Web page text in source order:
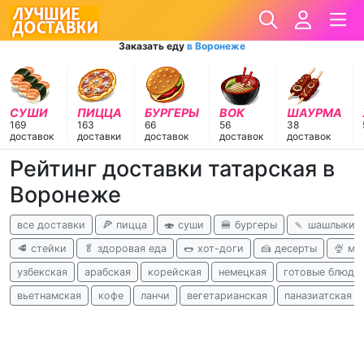
Заказать еду в Воронеже
СУШИ
169
доставок
ПИЦЦА
163
доставки
БУРГЕРЫ
66
доставок
ВОК
56
доставок
ШАУРМА
38
доставок
Рейтинг доставки татарская в
Воронеже
все доставки 🍕 пицца 🍣 суши 🍔 бургеры
🍡 шашлыки
🥩 стейки
🥬 здоровая еда 🌭 хот-доги 🍰 десерты
🍨
узбекская
арабская корейская немецкая
готовые блюда
вьетнамская
кофе ланчи вегетарианская паназиатская